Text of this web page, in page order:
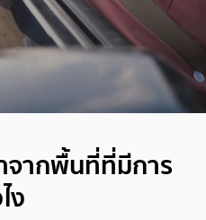
จากพื้นที่ที่มีการ
ง